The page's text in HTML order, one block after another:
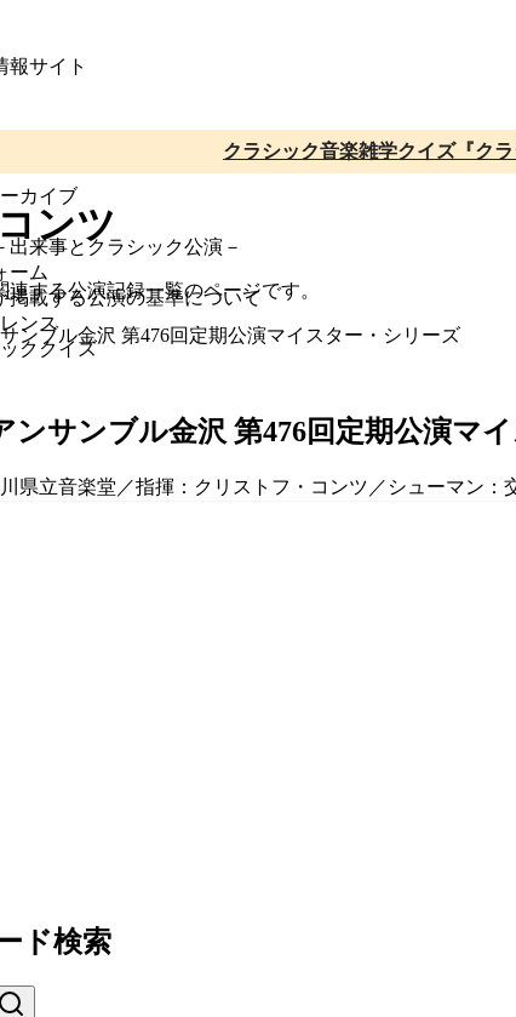
報サイト
カイブ
出来事とクラシック公演－
ーム
掲載する公演の基準について
ンス
ククイズ
クラシック音楽雑学クイズ『ク
ンツ
連する公演記録一覧のページです。
ンサンブル金沢 第476回定期公演マ
県立音楽堂／指揮：クリストフ・コンツ／シューマン
ド検索